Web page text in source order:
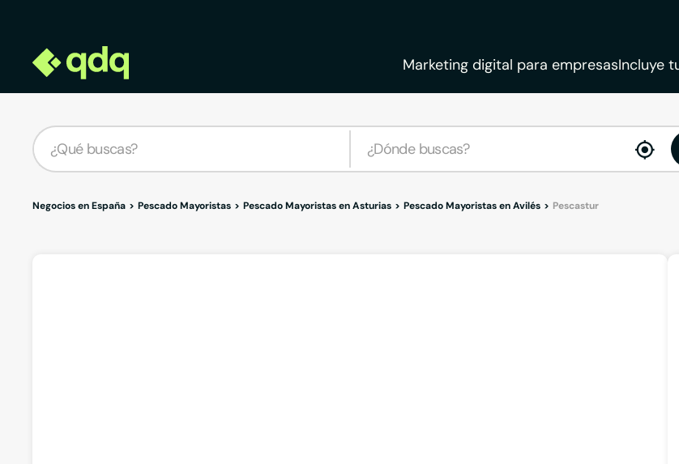
Marketing digital para empresasIncluye
Negocios en España Pescado Mayoristas Pescado Mayoristas en Asturias Pescado Mayoristas en Avilés Pescastur